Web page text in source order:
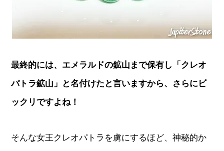
最終的には、エメラルドの鉱山まで保有し「クレオ
パトラ鉱山」と名付けたと言いますから、さらにビ
ックリですよね！
そんな女王クレオパトラを虜にするほど、神秘的か